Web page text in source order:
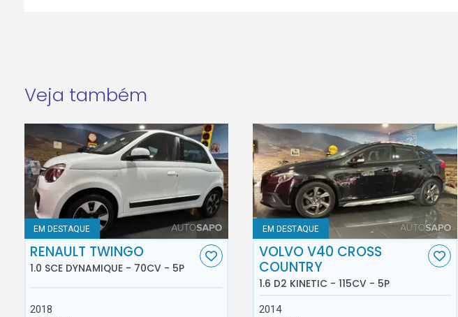
Veja também
EM DESTAQUE
RENAULT TWINGO
1.0 SCE DYNAMIQUE - 70CV - 5P
2018
EM DESTAQUE
VOLVO V40 CROSS
COUNTRY
1.6 D2 KINETIC - 115CV - 5P
2014